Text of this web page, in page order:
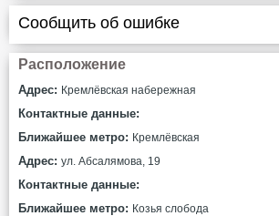
Сообщить об ошибке
Расположение
Адрес: Кремлёвская набережная
Контактные данные:
Ближайшее метро: Кремлёвская
Адрес: ул. Абсалямова, 19
Контактные данные:
Ближайшее метро: Козья слобода